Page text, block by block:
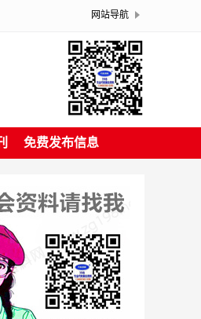
网站导航
免费发布信息